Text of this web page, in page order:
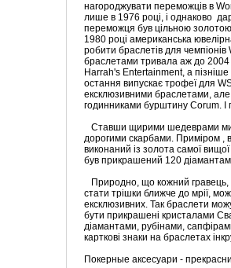
нагороджувати переможців в
лише в 1976 році, і однаково
переможця був цільною
1980 році американська
робити браслетів для
браслетами тривала аж до 2004
Нarrah's Entertaіnment, а
остання випускає трофеї для
ексклюзивними браслетами, але
годинниками бурштину Corum. І
Ставши щирими шедеврами
дорогими скарбами. Приміром ,
виконаний із золота самої
був прикрашений 120
Природно, що кожний
стати трішки ближче до мрії,
ексклюзивних. Так браслети
бути прикрашені кристалами
діамантами, рубінами,
карткові знаки на браслетах
Покерные аксесуари -